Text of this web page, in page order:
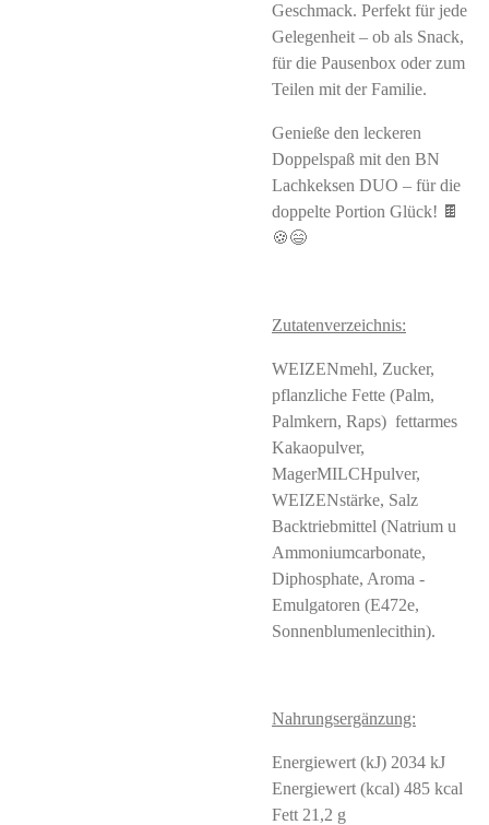
Geschmack. Perfekt für jede
Gelegenheit – ob als Snack,
für die Pausenbox oder zum
Teilen mit der Familie.
Genieße den leckeren
Doppelspaß mit den BN
Lachkeksen DUO – für die
doppelte Portion Glück! 🍫
🍪😄
Zutatenverzeichnis:
WEIZENmehl, Zucker,
pflanzliche Fette (Palm,
Palmkern, Raps) fettarmes
Kakaopulver,
MagerMILCHpulver,
WEIZENstärke, Salz
Backtriebmittel (Natrium u
Ammoniumcarbonate,
Diphosphate, Aroma -
Emulgatoren (E472e,
Sonnenblumenlecithin).
Nahrungsergänzung:
Energiewert (kJ) 2034 kJ
Energiewert (kcal) 485 kcal
Fett 21,2 g